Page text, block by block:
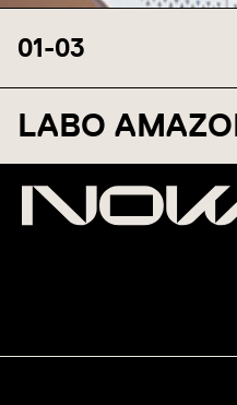
01-03
LABO